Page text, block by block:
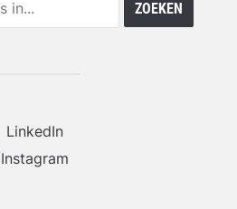
LinkedIn
Instagram